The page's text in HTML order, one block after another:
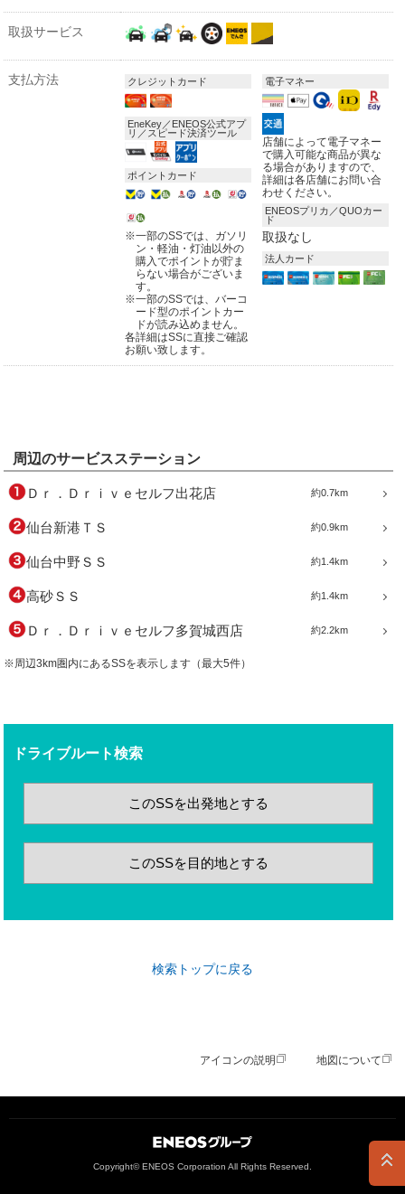
取扱サービス
支払方法 クレジットカード
EneKey／ENEOS公式アプ
リ／スピード決済ツール
ポイントカード
※一部のSSでは、ガソリ
ン・軽油・灯油以外の
購入でポイントが貯ま
らない場合がございま
す。
※一部のSSでは、バーコ
ード型のポイントカー
ドが読み込めません。
各詳細はSSに直接ご確認
お願い致します。
電子マネー
店舗によって電子マネー
で購入可能な商品が異な
る場合がありますので、
詳細は各店舗にお問い合
わせください。
ENEOSプリカ／QUOカー
ド
取扱なし
法人カード
周辺のサービスステーション
約0.7km
Ｄｒ．Ｄｒｉｖｅセルフ出花店
約0.9km
仙台新港ＴＳ
約1.4km
仙台中野ＳＳ
約1.4km
高砂ＳＳ
約2.2km
Ｄｒ．Ｄｒｉｖｅセルフ多賀城西店
※周辺3km圏内にあるSSを表示します（最大5件）
ドライブルート検索
このSSを出発地とする
このSSを目的地とする
検索トップに戻る
アイコンの説明 地図について
Copyright© ENEOS Corporation All Rights Reserved.